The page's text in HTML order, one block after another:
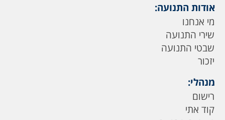
אודות התנועה:
מי אנחנו
שירי התנועה
שבטי התנועה
יזכור
מנהלי:
רישום
קוד אתי